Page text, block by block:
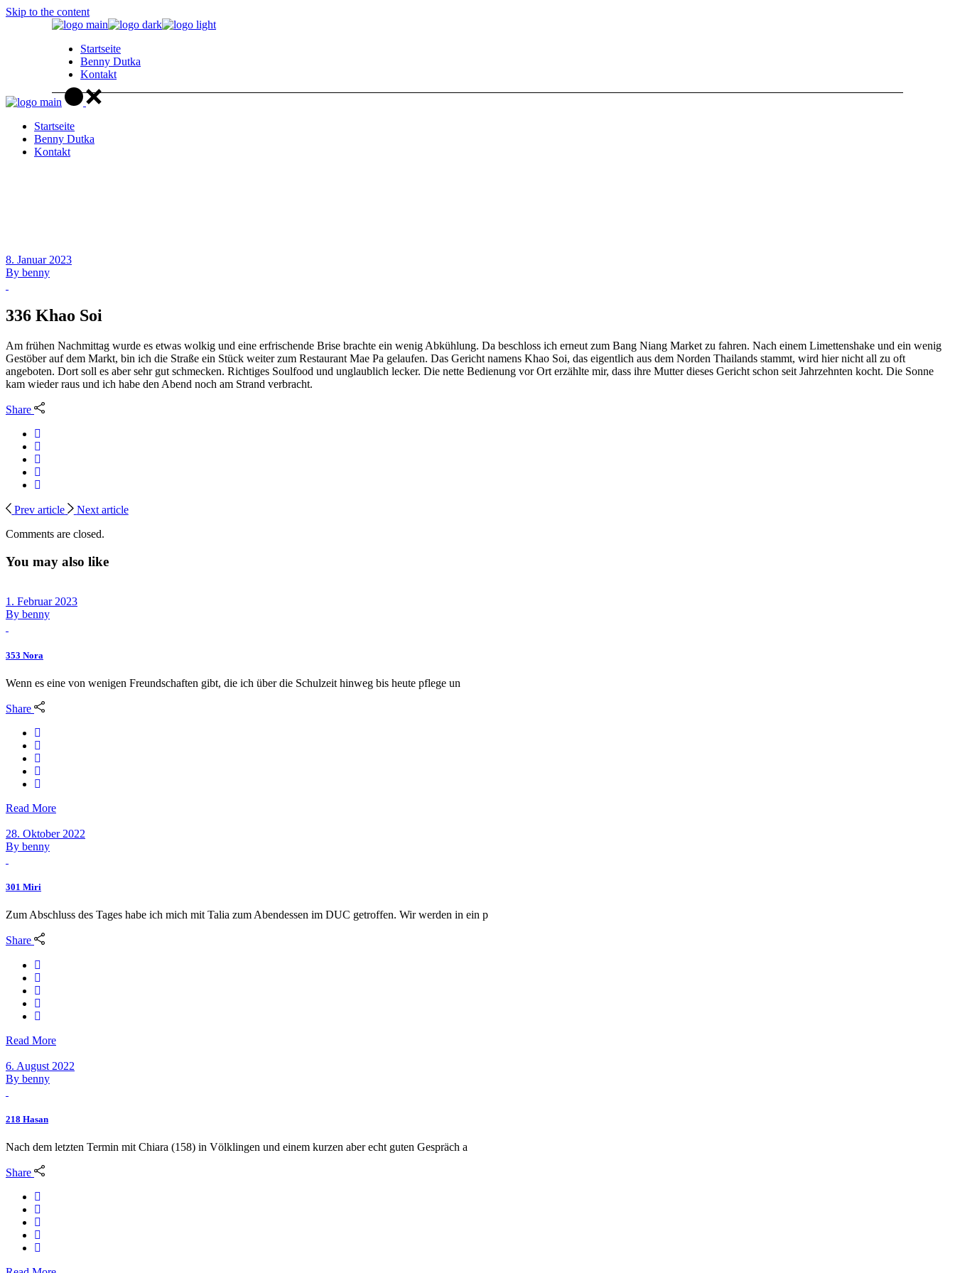
Skip to the content
Startseite
Benny Dutka
Kontakt
Startseite
Benny Dutka
Kontakt
8. Januar 2023
By benny
336 Khao Soi
Am frühen Nachmittag wurde es etwas wolkig und eine erfrischende Brise brachte ein wenig Abkühlung. Da beschloss ich erneut zum Bang Niang Market zu fahren. Nach einem Limettenshake und ein wenig
Gestöber auf dem Markt, bin ich die Straße ein Stück weiter zum Restaurant Mae Pa gelaufen. Das Gericht namens Khao Soi, das eigentlich aus dem Norden Thailands stammt, wird hier nicht all zu oft
angeboten. Dort soll es aber sehr gut schmecken. Richtiges Soulfood und unglaublich lecker. Die nette Bedienung vor Ort erzählte mir, dass ihre Mutter dieses Gericht schon seit Jahrzehnten kocht. Die Sonne
kam wieder raus und ich habe den Abend noch am Strand verbracht.
Share
Prev article
Next article
Comments are closed.
You may also like
1. Februar 2023
By benny
353 Nora
Wenn es eine von wenigen Freundschaften gibt, die ich über die Schulzeit hinweg bis heute pflege un
Share
Read More
28. Oktober 2022
By benny
301 Miri
Zum Abschluss des Tages habe ich mich mit Talia zum Abendessen im DUC getroffen. Wir werden in ein p
Share
Read More
6. August 2022
By benny
218 Hasan
Nach dem letzten Termin mit Chiara (158) in Völklingen und einem kurzen aber echt guten Gespräch a
Share